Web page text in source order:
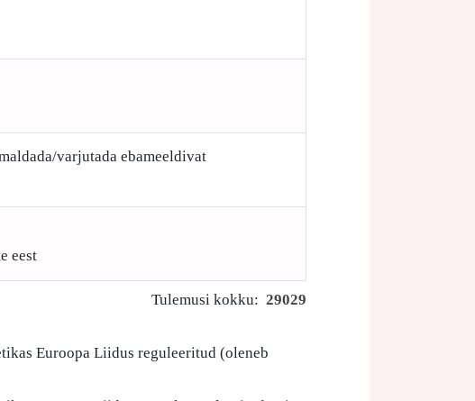
varjutada ebameeldivat
eest
Tulemusi kokku:29029
Euroopa Liidus reguleeritud (oleneb